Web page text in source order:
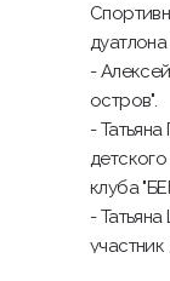
дуатлона
-
остров".
-
клуба
-
участник